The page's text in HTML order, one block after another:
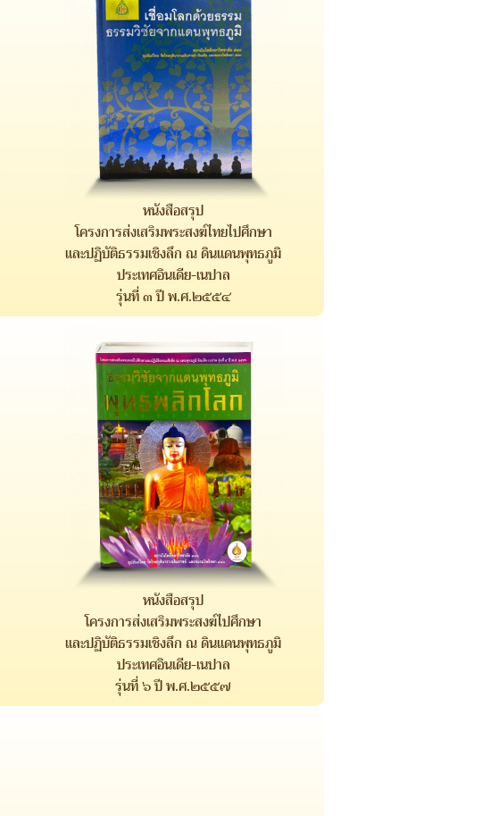
หนังสือสรุป
โครงการส่งเสริมพระสงฆ์ไทยไปศึกษา
และปฏิบัติธรรมเชิงลึก ณ ดินแดนพุทธภูมิ
ประเทศอินเดีย-เนปาล
รุ่นที่ ๓ ปี พ.ศ.๒๕๕๔
หนังสือสรุป
โครงการส่งเสริมพระสงฆ์ไปศึกษา
และปฏิบัติธรรมเชิงลึก ณ ดินแดนพุทธภูมิ
ประเทศอินเดีย-เนปาล
รุ่นที่ ๖ ปี พ.ศ.๒๕๕๗